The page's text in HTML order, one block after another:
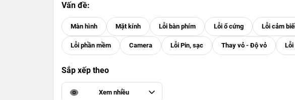
Vấn đề:
Sắp xếp theo
Xem nhiều